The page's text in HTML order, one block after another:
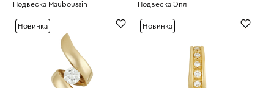
Подвеска Mauboussin Подвеска Эпл
Новинка Новинка